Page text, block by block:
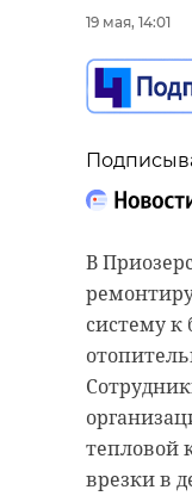
19 мая, 14:01
В
систему
тепловой
врезки в